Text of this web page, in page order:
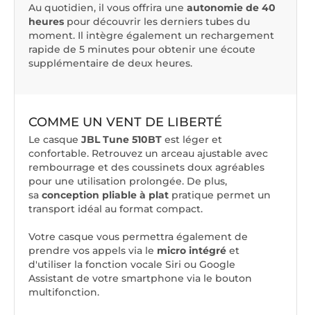
Au quotidien, il vous offrira une autonomie de 40
heures pour découvrir les derniers tubes du
moment. Il intègre également un rechargement
rapide de 5 minutes pour obtenir une écoute
supplémentaire de deux heures.
COMME UN VENT DE LIBERTÉ
Le casque JBL Tune 510BT est léger et
confortable. Retrouvez un arceau ajustable avec
rembourrage et des coussinets doux agréables
pour une utilisation prolongée. De plus,
sa conception pliable à plat pratique permet un
transport idéal au format compact.
Votre casque vous permettra également de
prendre vos appels via le micro intégré et
d'utiliser la fonction vocale Siri ou Google
Assistant de votre smartphone via le bouton
multifonction.